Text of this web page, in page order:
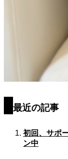
最近の記事
初回、サポ
ン中